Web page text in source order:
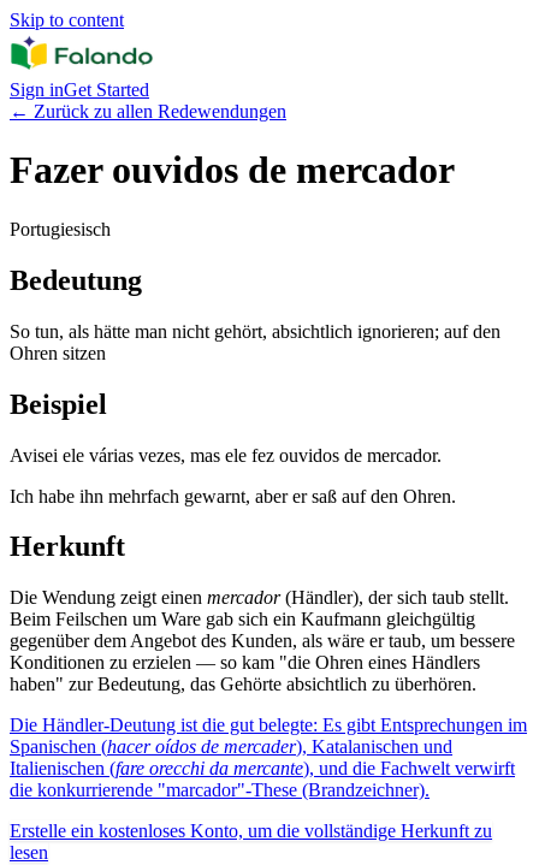
Skip to content
Sign inGet Started
← Zurück zu allen Redewendungen
Fazer ouvidos de mercador
Portugiesisch
Bedeutung
So tun, als hätte man nicht gehört, absichtlich ignorieren; auf den
Ohren sitzen
Beispiel
Avisei ele várias vezes, mas ele fez ouvidos de mercador.
Ich habe ihn mehrfach gewarnt, aber er saß auf den Ohren.
Herkunft
Die Wendung zeigt einen mercador(Händler), der sich taub stellt.
Beim Feilschen um Ware gab sich ein Kaufmann gleichgültig
gegenüber dem Angebot des Kunden, als wäre er taub, um bessere
Konditionen zu erzielen — so kam "die Ohren eines Händlers
haben" zur Bedeutung, das Gehörte absichtlich zu überhören.
Die Händler-Deutung ist die gut belegte: Es gibt Entsprechungen im
Spanischen (hacer oídos de mercader), Katalanischen und
Italienischen (fare orecchi da mercante), und die Fachwelt verwirft
die konkurrierende "marcador"-These (Brandzeichner).
Erstelle ein kostenloses Konto, um die vollständige Herkunft zu
lesen